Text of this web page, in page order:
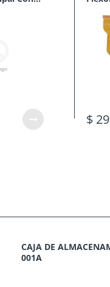
$
CAJA DE
001A